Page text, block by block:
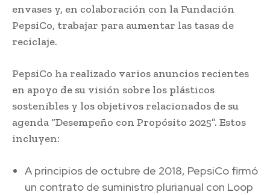
envases y, en colaboración con la Fundación
PepsiCo, trabajar para aumentar las tasas de
reciclaje.
PepsiCo ha realizado varios anuncios recientes
en apoyo de su visión sobre los plásticos
sostenibles y los objetivos relacionados de su
agenda “Desempeño con Propósito 2025”. Estos
incluyen:
A principios de octubre de 2018, PepsiCo firmó
un contrato de suministro plurianual con Loop